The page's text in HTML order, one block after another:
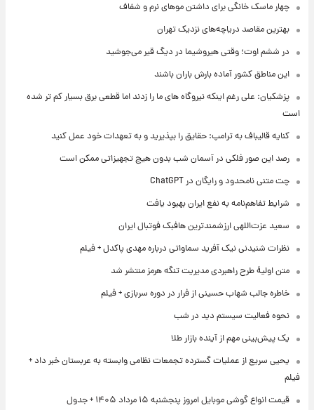
چهار ماسک خانگی برای داشتن موهای نرم و شفاف
بهترین مقاصد دریاچه‌های نزدیک تهران
در ششم اوت؛ وقتی هیروشیما در دیگ قیر می‌جوشید
این مناطق کشور آماده بارش باران باشند
پزشکیان: علی رغم اینکه نیروگاه های ما را زدند اما قطعی برق بسیار کم تر شده
است
کنایه قالیباف به ترامپ: حقایق را بپذیرید و به تعهدات خود عمل کنید
رصد این صور فلکی در آسمان شب بدون هیچ تجهیزاتی ممکن است
چت متنی نامحدود و رایگان در ChatGPT
شرایط تفاهم‌نامه به نفع ایران بهبود یافت
سعید عزت‌اللهی ارزشمندترین هافبک فوتبال ایران
نظرات شنیدنی نیک آفرید سماواتی درباره مهدی پاکدل + فیلم
متن اولیۀ طرح راهبردی مدیریت تنگه هرمز منتشر شد
خاطره جالب شهاب حسینی از فرار در دوره سربازی + فیلم
نحوه فعالیت سیستم دید در شب
یک پیش‌بینی مهم از آینده بازار طلا
یحیی سریع از عملیات گسترده تجمعات نظامی وابسته به عربستان خبر داد +
فیلم
قیمت انواع گوشی موبایل امروز پنجشنبه ۱۵ مرداد ۱۴۰۵ + جدول